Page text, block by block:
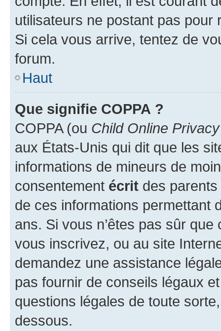
utilisateurs ne postant pas pour
Si cela vous arrive, tentez de
forum.
Haut
Que signifie COPPA ?
COPPA (ou Child Online
aux États-Unis qui dit que les
informations de mineurs de
consentement écrit des parents
de ces informations permettant
ans. Si vous n’êtes pas sûr
vous inscrivez, ou au site
demandez une assistance
pas fournir de conseils légaux
questions légales de toute
dessous.